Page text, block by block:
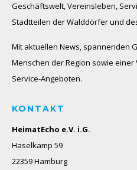
Geschäftswelt, Vereinsleben,
Stadtteilen der Walddörfer und
Mit aktuellen News, spannenden
Menschen der Region sowie
Service-Angeboten.
KONTAKT
HeimatEcho e.V. i.G.
Haselkamp 59
22359 Hamburg